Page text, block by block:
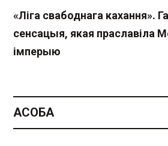
«Ліга свабоднага кахання».
сенсацыя, якая праславіла
імперыю
АСОБА